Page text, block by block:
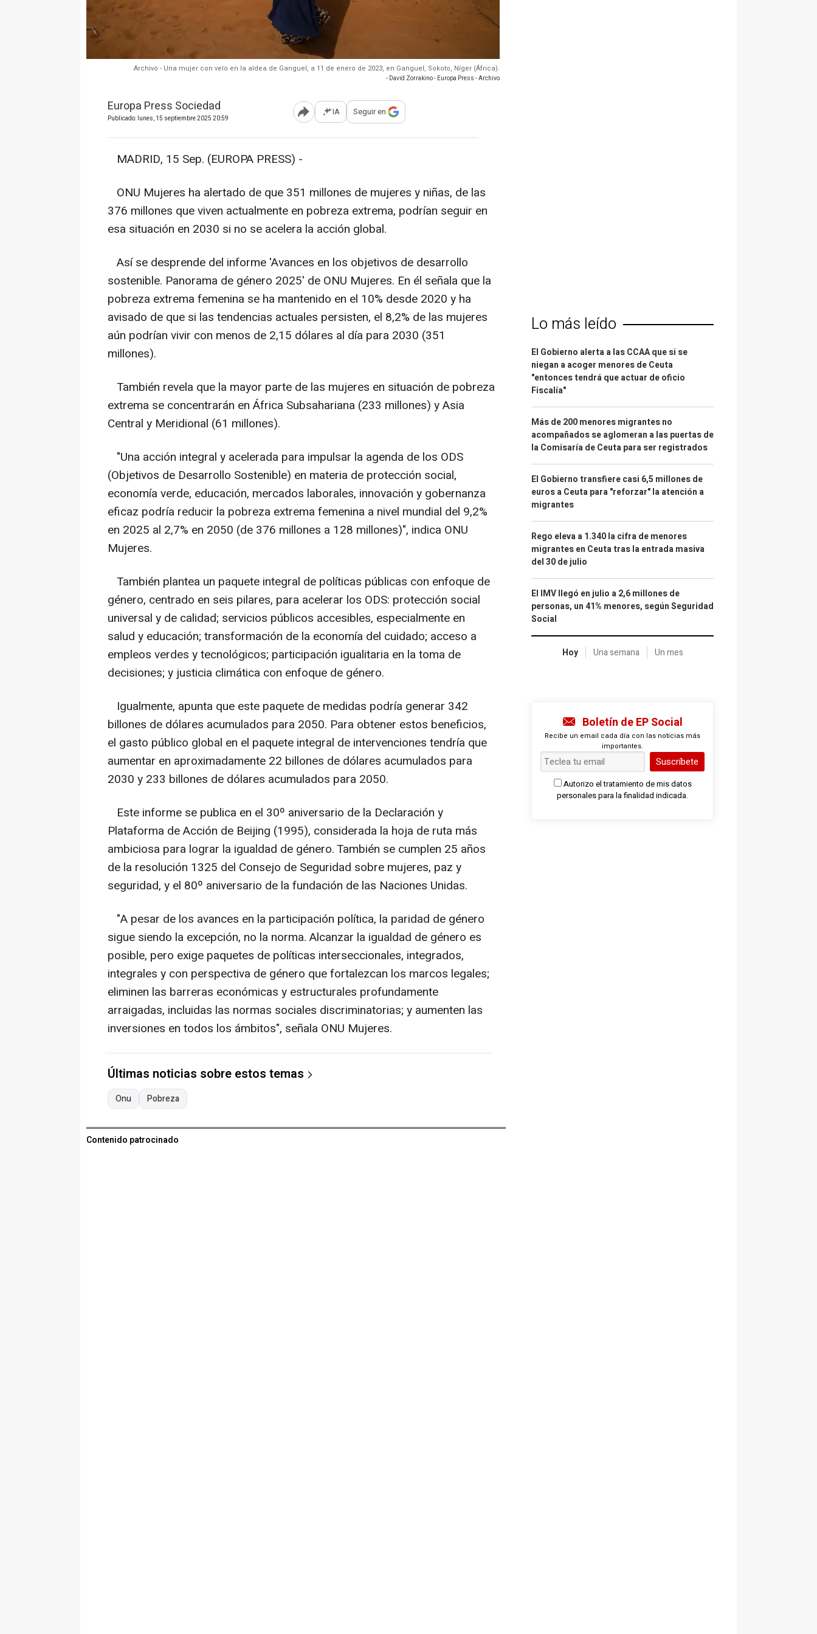
Archivo - Una mujer con velo en la aldea de Ganguel, a 11 de enero de 2023, en Ganguel, Sokoto, Níger (África).
- David Zorrakino - Europa Press - Archivo
Europa Press Sociedad
Publicado: lunes, 15 septiembre 2025 20:59 Abrir opciones para compartir
IA Seguir en
MADRID, 15 Sep. (EUROPA PRESS) -
ONU Mujeres ha alertado de que 351 millones de mujeres y niñas, de las
376 millones que viven actualmente en pobreza extrema, podrían seguir en
esa situación en 2030 si no se acelera la acción global.
Así se desprende del informe 'Avances en los objetivos de desarrollo
sostenible. Panorama de género 2025' de ONU Mujeres. En él señala que la
pobreza extrema femenina se ha mantenido en el 10% desde 2020 y ha
avisado de que si las tendencias actuales persisten, el 8,2% de las mujeres
aún podrían vivir con menos de 2,15 dólares al día para 2030 (351
millones).
También revela que la mayor parte de las mujeres en situación de pobreza
extrema se concentrarán en África Subsahariana (233 millones) y Asia
Central y Meridional (61 millones).
"Una acción integral y acelerada para impulsar la agenda de los ODS
(Objetivos de Desarrollo Sostenible) en materia de protección social,
economía verde, educación, mercados laborales, innovación y gobernanza
eficaz podría reducir la pobreza extrema femenina a nivel mundial del 9,2%
en 2025 al 2,7% en 2050 (de 376 millones a 128 millones)", indica ONU
Mujeres.
También plantea un paquete integral de políticas públicas con enfoque de
género, centrado en seis pilares, para acelerar los ODS: protección social
universal y de calidad; servicios públicos accesibles, especialmente en
salud y educación; transformación de la economía del cuidado; acceso a
empleos verdes y tecnológicos; participación igualitaria en la toma de
decisiones; y justicia climática con enfoque de género.
Igualmente, apunta que este paquete de medidas podría generar 342
billones de dólares acumulados para 2050. Para obtener estos beneficios,
el gasto público global en el paquete integral de intervenciones tendría que
aumentar en aproximadamente 22 billones de dólares acumulados para
2030 y 233 billones de dólares acumulados para 2050.
Este informe se publica en el 30º aniversario de la Declaración y
Plataforma de Acción de Beijing (1995), considerada la hoja de ruta más
ambiciosa para lograr la igualdad de género. También se cumplen 25 años
de la resolución 1325 del Consejo de Seguridad sobre mujeres, paz y
seguridad, y el 80º aniversario de la fundación de las Naciones Unidas.
"A pesar de los avances en la participación política, la paridad de género
sigue siendo la excepción, no la norma. Alcanzar la igualdad de género es
posible, pero exige paquetes de políticas interseccionales, integrados,
integrales y con perspectiva de género que fortalezcan los marcos legales;
eliminen las barreras económicas y estructurales profundamente
arraigadas, incluidas las normas sociales discriminatorias; y aumenten las
inversiones en todos los ámbitos", señala ONU Mujeres.
Últimas noticias sobre estos temas
Onu Pobreza
Contenido patrocinado
Lo más leído
El Gobierno alerta a las CCAA que si se
niegan a acoger menores de Ceuta
"entonces tendrá que actuar de oficio
Fiscalía"
Más de 200 menores migrantes no
acompañados se aglomeran a las puertas de
la Comisaría de Ceuta para ser registrados
El Gobierno transfiere casi 6,5 millones de
euros a Ceuta para "reforzar" la atención a
migrantes
Rego eleva a 1.340 la cifra de menores
migrantes en Ceuta tras la entrada masiva
del 30 de julio
El IMV llegó en julio a 2,6 millones de
personas, un 41% menores, según Seguridad
Social
Hoy Una semana Un mes
Boletín de EP Social
Recibe un email cada día con las noticias más
importantes.
Suscríbete
Autorizo el tratamiento de mis datos
personales para la finalidad indicada.